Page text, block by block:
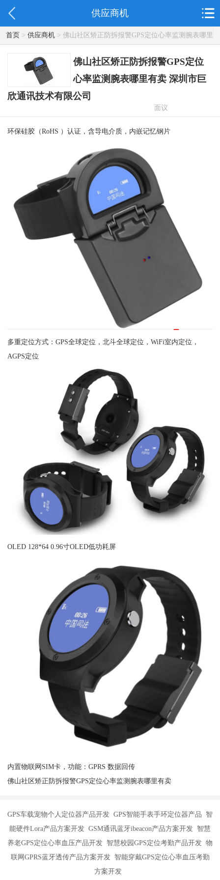
供应商机
首页> 供应商机> 佛山社区矫正防拆报警GPS定位心率监测腕表哪里
有卖 深圳市巨欣通讯技术有限公司
佛山社区矫正防拆报警GPS定位
心率监测腕表哪里有卖 深圳市巨
欣通讯技术有限公司
面议
环保硅胶（RoHS ）认证，含导电介质，内嵌记忆钢片
多重定位方式：GPS全球定位，北斗全球定位，WiFi室内定位，
AGPS定位
OLED 128*64 0.96寸OLED低功耗屏
内置物联网SIM卡，功能：GPRS 数据回传
佛山社区矫正防拆报警GPS定位心率监测腕表哪里有卖
GPS车载宠物个人定位器产品开发 GPS智能手表手环定位器产品 智
能硬件Lora产品方案开发 GSM通讯蓝牙ibeacon产品方案开发 智慧
养老GPS定位心率血压产品开发 智慧校园GPS定位考勤产品开发 物
联网GPRS蓝牙透传产品方案开发 智能穿戴GPS定位心率血压考勤
方案开发